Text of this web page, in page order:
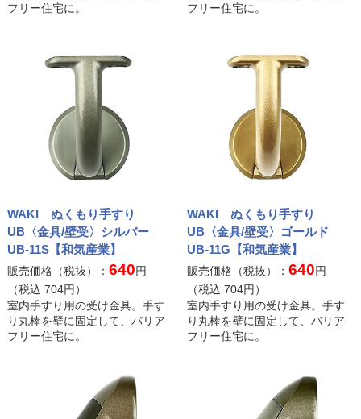
フリー住宅に。
フリー住宅に。
WAKI ぬくもり手すり
UB〈金具/壁受〉シルバー
UB-11S【和気産業】
販売価格（税抜）： 640円
（税込 704円）
室内手すり用の受け金具。手す
り丸棒を壁に固定して、バリア
フリー住宅に。
WAKI ぬくもり手すり
UB〈金具/壁受〉ゴールド
UB-11G【和気産業】
販売価格（税抜）：640円
（税込704円）
室内手すり用の受け金具。手す
り丸棒を壁に固定して、バリア
フリー住宅に。